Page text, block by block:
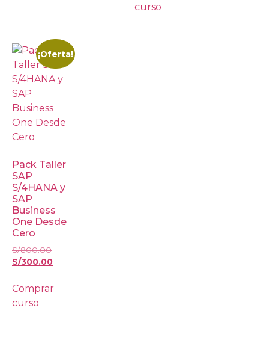
curso
¡Oferta!
Pack Taller
SAP
S/4HANA y
SAP
Business
One Desde
Cero
S/800.00
S/300.00
Comprar
curso